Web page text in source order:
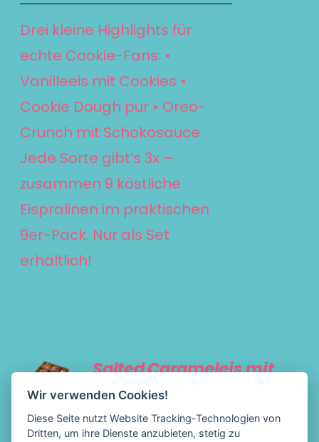
Drei kleine Highlights für
echte Cookie-Fans: •
Vanilleeis mit Cookies •
Cookie Dough pur • Oreo-
Crunch mit Schokosauce
Jede Sorte gibt’s 3x –
zusammen 9 köstliche
Eispralinen im praktischen
9er-Pack. Nur als Set
erhältlich!
WARENKORB
/
DETAILS
Salted Carameleis mit
Pistaziencreme und
Honig-Salz Nüsse
29,10€
Wir verwenden Cookies!
Diese Seite nutzt Website Tracking-Technologien von
Dritten, um ihre Dienste anzubieten, stetig zu